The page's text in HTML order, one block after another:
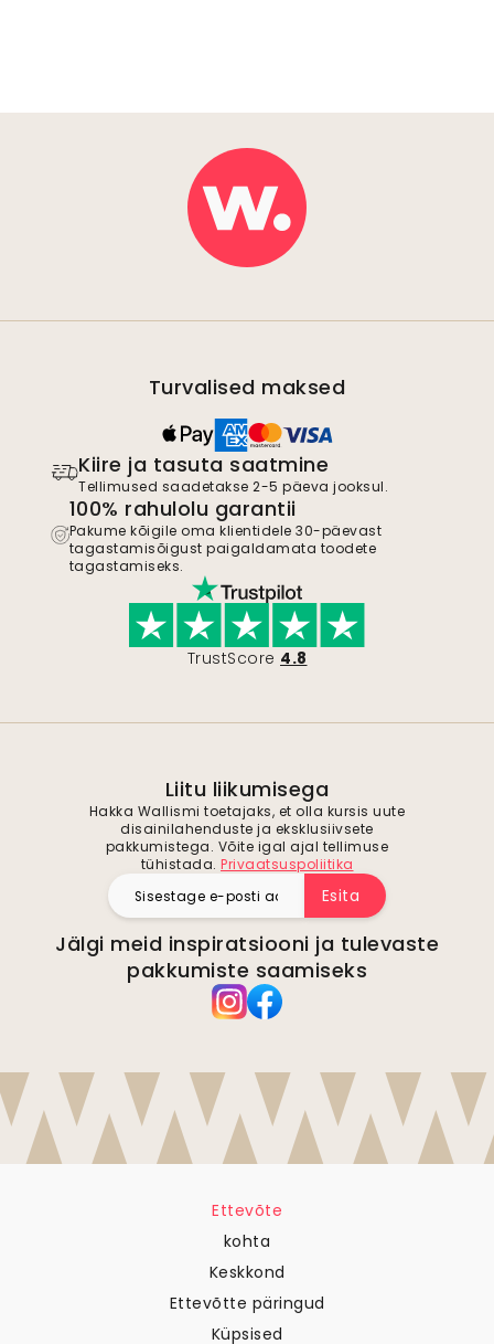
Turvalised maksed
Kiire ja tasuta saatmine
Tellimused saadetakse 2-5 päeva jooksul.
100% rahulolu garantii
Pakume kõigile oma klientidele 30-päevast
tagastamisõigust paigaldamata toodete
tagastamiseks.
TrustScore 4.8
Liitu liikumisega
Hakka Wallismi toetajaks, et olla kursis uute
disainilahenduste ja eksklusiivsete
pakkumistega. Võite igal ajal tellimuse
tühistada. Privaatsuspoliitika
Esita
Jälgi meid inspiratsiooni ja tulevaste
pakkumiste saamiseks
Ettevõte
kohta
Keskkond
Ettevõtte päringud
Küpsised